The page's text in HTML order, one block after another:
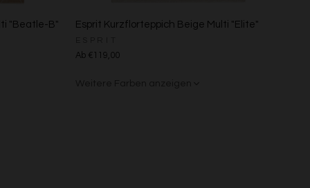
"Beatle-B" Esprit Kurzflorteppich Beige Multi "Elite"
Ab €119,00